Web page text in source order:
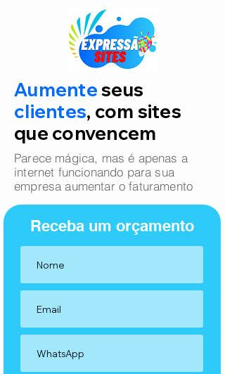
Aumenteseus
clientes, com sites
que convencem
Parece mágica, mas é apenas a
internet funcionando para sua
empresa aumentar o faturamento
Receba um orçamento